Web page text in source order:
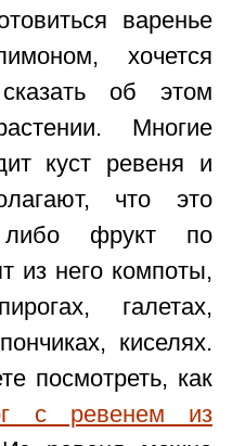
варенье
, хочется
об этом
Многие
куст ревеня и
что это
либо фрукт по
из него компоты,
галетах,
киселях.
посмотреть, как
с ревенем из